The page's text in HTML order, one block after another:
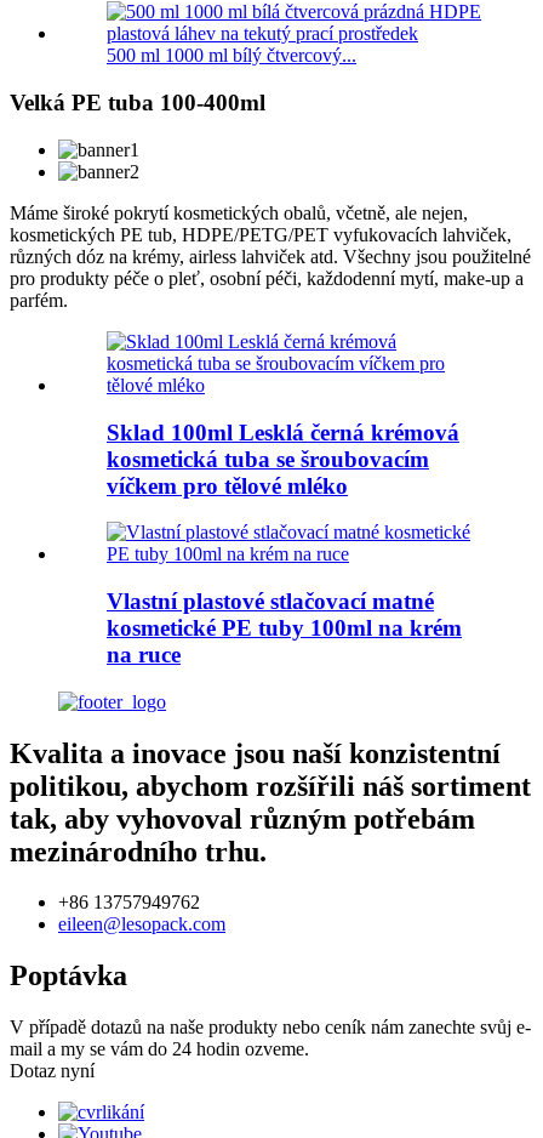
500 ml 1000 ml bílý čtvercový...
Velká PE tuba 100-400ml
Máme široké pokrytí kosmetických obalů, včetně, ale nejen,
kosmetických PE tub, HDPE/PETG/PET vyfukovacích lahviček,
různých dóz na krémy, airless lahviček atd. Všechny jsou použitelné
pro produkty péče o pleť, osobní péči, každodenní mytí, make-up a
parfém.
Sklad 100ml Lesklá černá krémová
kosmetická tuba se šroubovacím
víčkem pro tělové mléko
Vlastní plastové stlačovací matné
kosmetické PE tuby 100ml na krém
na ruce
Kvalita a inovace jsou naší konzistentní
politikou, abychom rozšířili náš sortiment
tak, aby vyhovoval různým potřebám
mezinárodního trhu.
+86 13757949762
eileen@lesopack.com
Poptávka
V případě dotazů na naše produkty nebo ceník nám zanechte svůj e-
mail a my se vám do 24 hodin ozveme.
Dotaz nyní